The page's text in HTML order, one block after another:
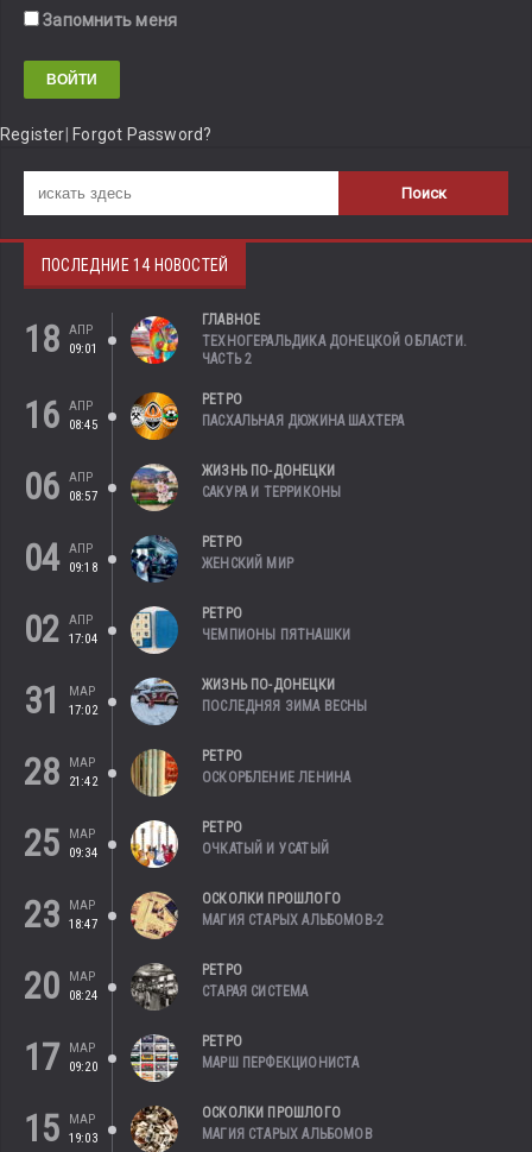
Запомнить меня
Register Forgot Password?
ПОСЛЕДНИЕ 14 НОВОСТЕЙ
18
АПР
09:01
ГЛАВНОЕ
ТЕХНОГЕРАЛЬДИКА ДОНЕЦКОЙ ОБЛАСТИ.
ЧАСТЬ 2
16
АПР
08:45
РЕТРО
ПАСХАЛЬНАЯ ДЮЖИНА ШАХТЕРА
06
АПР
08:57
ЖИЗНЬ ПО-ДОНЕЦКИ
САКУРА И ТЕРРИКОНЫ
04 АПР
09:18
РЕТРО
ЖЕНСКИЙ МИР
02
АПР
17:04
РЕТРО
ЧЕМПИОНЫ ПЯТНАШКИ
31
МАР
17:02
ЖИЗНЬ ПО-ДОНЕЦКИ
ПОСЛЕДНЯЯ ЗИМА ВЕСНЫ
28
МАР
21:42
РЕТРО
ОСКОРБЛЕНИЕ ЛЕНИНА
25
МАР
09:34
РЕТРО
ОЧКАТЫЙ И УСАТЫЙ
23
МАР
18:47
ОСКОЛКИ ПРОШЛОГО
МАГИЯ СТАРЫХ АЛЬБОМОВ-2
20
МАР
08:24
РЕТРО
СТАРАЯ СИСТЕМА
17
МАР
09:20
РЕТРО
МАРШ ПЕРФЕКЦИОНИСТА
15
МАР
19:03
ОСКОЛКИ ПРОШЛОГО
МАГИЯ СТАРЫХ АЛЬБОМОВ